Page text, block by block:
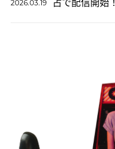
2026.03.19
占で配信開始！